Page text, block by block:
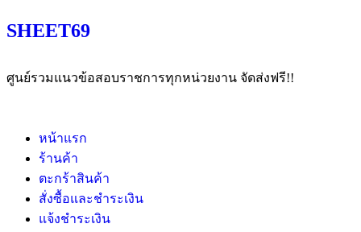
SHEET69
ศูนย์รวมแนวข้อสอบราชการทุกหน่วยงาน จัดส่งฟรี!!
หน้าแรก
ร้านค้า
ตะกร้าสินค้า
สั่งซื้อและชำระเงิน
แจ้งชำระเงิน